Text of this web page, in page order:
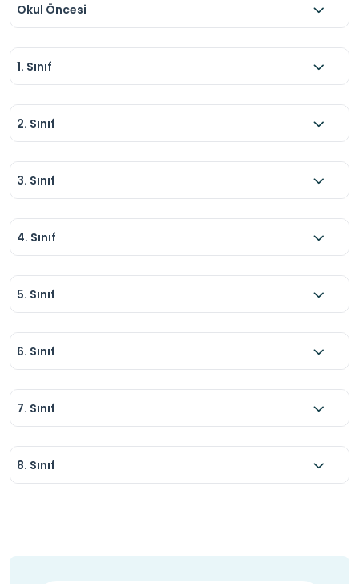
Okul Öncesi
1. Sınıf
2. Sınıf
3. Sınıf
4. Sınıf
5. Sınıf
6. Sınıf
7. Sınıf
8. Sınıf